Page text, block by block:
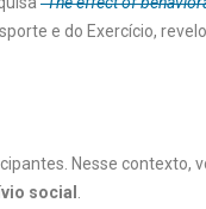
e do Exercício,
Nesse contexto,
social